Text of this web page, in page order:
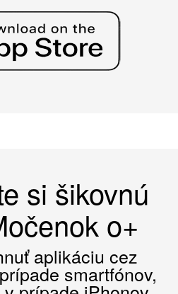
si šikovnú
o+
aplikáciu cez
smartfónov,